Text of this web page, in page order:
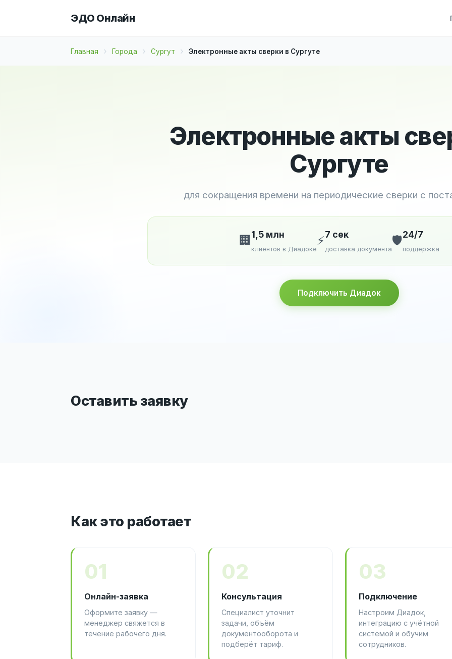
ЭДО Онлайн
Главная Города Сургут Электронные акты сверки в Сургуте
Электронные акты
Сургуте
для сокращения времени на периодические сверки с
🏢 1,5 млн
клиентов в Диадоке
⚡7 сек
доставка документа
🛡️24/7
поддержка
Подключить Диадок
Оставить заявку
Как это работает
01
Онлайн-заявка
Оформите заявку —
менеджер свяжется в
течение рабочего дня.
02
Консультация
Специалист уточнит
задачи, объём
документооборота и
подберёт тариф.
03
Подключение
Настроим Диадок,
интеграцию с учётной
системой и обучим
сотрудников.